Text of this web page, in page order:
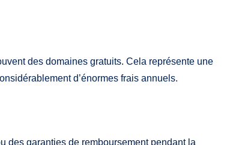
des domaines gratuits. Cela représente une
d’énormes frais annuels.
des garanties de remboursement pendant la